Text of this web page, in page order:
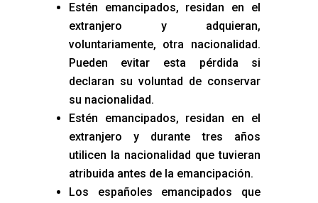
Estén emancipados, residan en el
extranjero y adquieran,
voluntariamente, otra nacionalidad.
Pueden evitar esta pérdida si
declaran su voluntad de conservar
su nacionalidad.
Estén emancipados, residan en el
extranjero y durante tres años
utilicen la nacionalidad que tuvieran
atribuida antes de la emancipación.
Los españoles emancipados que